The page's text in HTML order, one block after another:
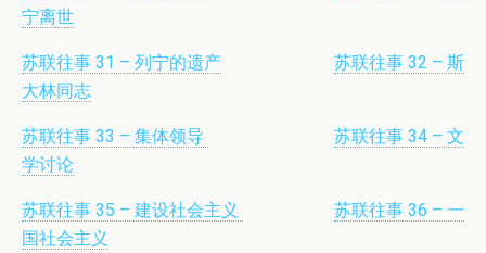
宁离世
苏联往事 31 – 列宁的遗产
苏联往事 32 – 斯
大林同志
苏联往事 33 – 集体领导
苏联往事 34 – 文
学讨论
苏联往事 35 – 建设社会主义
苏联往事 36 – 一
国社会主义